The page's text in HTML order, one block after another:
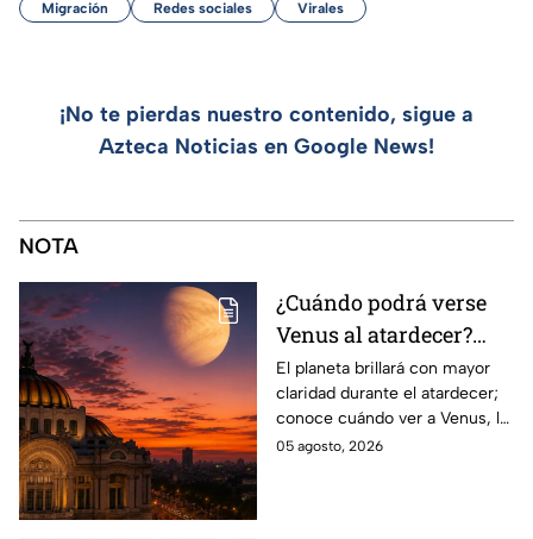
Migración Redes sociales Virales
¡No te pierdas nuestro contenido, sigue a
Azteca Noticias en Google News!
NOTA
¿Cuándo podrá verse
Venus al atardecer?
Esta es la fecha y la
mejor hora para
observarlo
El planeta brillará con mayor
claridad durante el atardecer;
conoce cuándo ver a Venus, la
mejor hora y hacia dónde
05 agosto, 2026